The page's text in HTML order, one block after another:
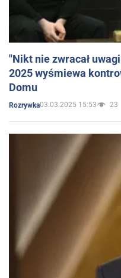
"Nikt nie zwracał
2025 wyśmiewa
Domu
Rozrywka03.03.2025 15:53 23